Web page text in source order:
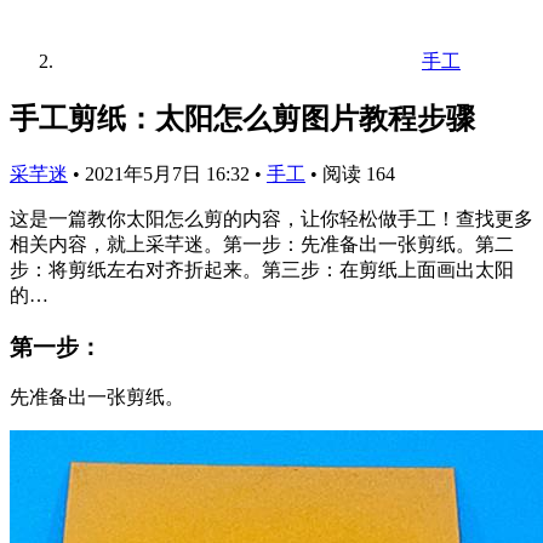
手工
手工剪纸：太阳怎么剪图片教程步骤
采芊迷 • 2021年5月7日 16:32 • 手工 • 阅读 164
这是一篇教你太阳怎么剪的内容，让你轻松做手工！查找更多
相关内容，就上采芊迷。第一步：先准备出一张剪纸。第二
步：将剪纸左右对齐折起来。第三步：在剪纸上面画出太阳
的…
第一步：
先准备出一张剪纸。